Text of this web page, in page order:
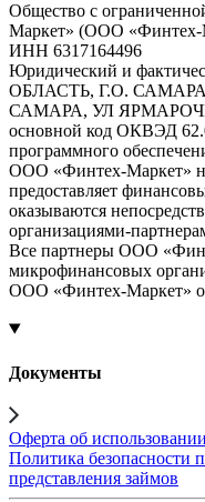
Общество с
Маркет» (ООО «Финтех-
ИНН 6317164496
Юридический и
ОБЛАСТЬ, Г.О.
САМАРА, УЛ
основной код ОКВЭД
программного
ООО «Финтех-Маркет»
предоставляет
оказываются
организациями-
Все партнеры ООО
микрофинансовых
ООО «Финтех-Маркет»
Документы
Оферта об
Политика безопасности
представления займов